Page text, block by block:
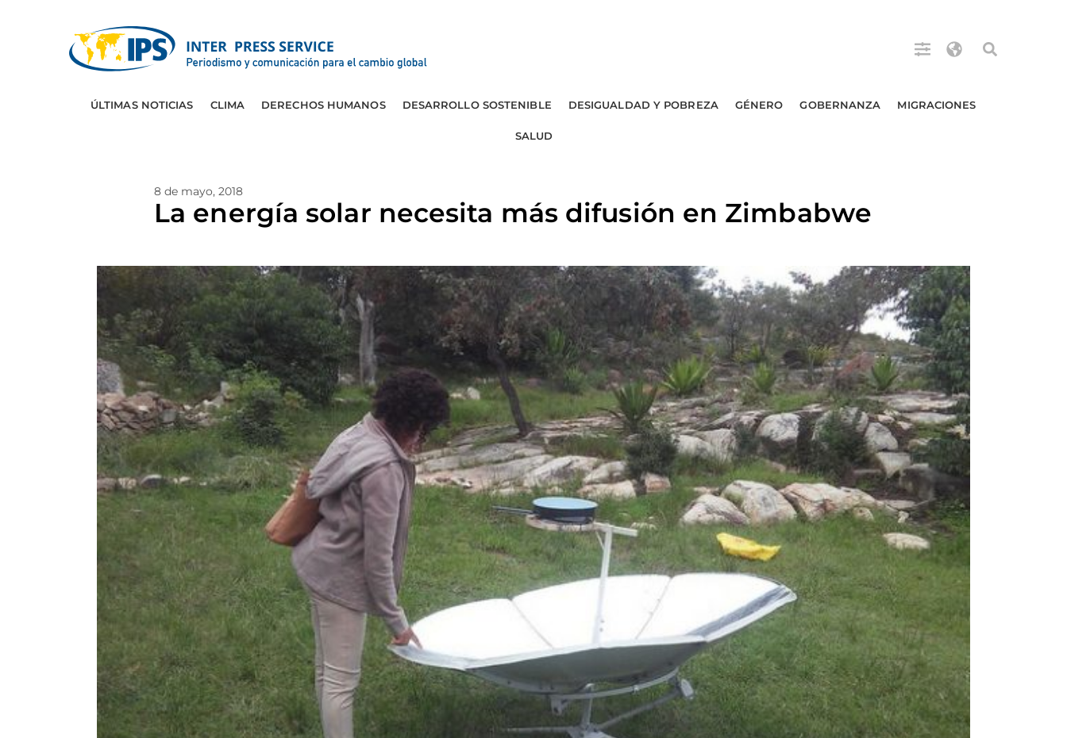
ÚLTIMAS NOTICIAS CLIMA DERECHOS HUMANOS DESARROLLO SOSTENIBLE DESIGUALDAD Y POBREZA GÉNERO GOBERNANZA MIGRACIONES
SALUD
8 de mayo, 2018
La energía solar necesita más difusión en Zimbabwe